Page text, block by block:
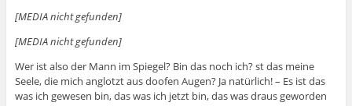
[MEDIA nicht gefunden]
[MEDIA nicht gefunden]
Wer ist also der Mann im Spiegel? Bin das noch ich? st das meine
Seele, die mich anglotzt aus doofen Augen? Ja natürlich! – Es ist das
was ich gewesen bin, das was ich jetzt bin, das was draus geworden